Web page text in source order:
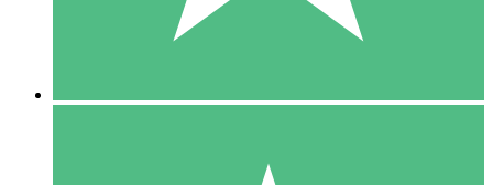
10 Downloads